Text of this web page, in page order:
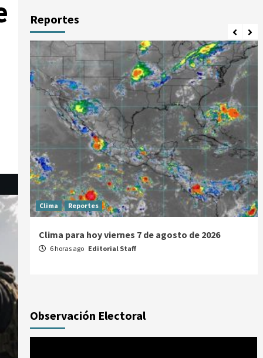
Reportes
Clima Reportes
Clima para hoy viernes 7 de agosto de 2026
6 horas ago Editorial Staff
Observación Electoral